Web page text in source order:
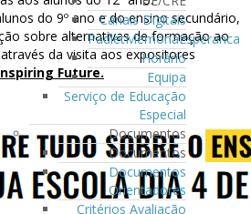
Canais Digitais
PadletMemoriaEsperanca
Horário
Equipa
Serviço de Educação
Especial
Documentos
Documentos
Documentos
Orientadores
Critérios Avaliação
do 9º ano e do ensino secundário,
sobre alternativas de formação ao
da visita aos expositores
Future.